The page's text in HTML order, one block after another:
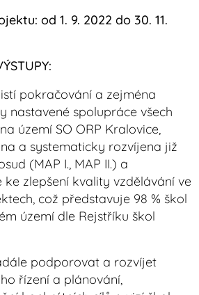
od 1. 9. 2022 do 30. 11.
pokračování a zejména
nastavené spolupráce všech
území SO ORP Kralovice,
a systematicky rozvíjena již
(MAP I., MAP II.) a
zlepšení kvality vzdělávání ve
což představuje 98 % škol
území dle Rejstříku škol
podporovat a rozvíjet
řízení a plánování,